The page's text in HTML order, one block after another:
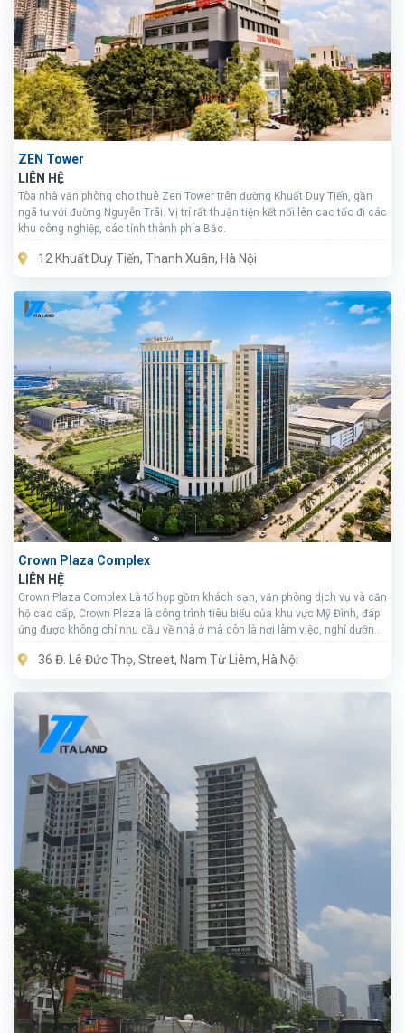
ZEN Tower
LIÊN HỆ
Tòa nhà văn phòng cho thuê Zen Tower trên đường Khuất Duy Tiến, gần
ngã tư với đường Nguyễn Trãi. Vị trí rất thuận tiện kết nối lên cao tốc đi các
khu công nghiệp, các tỉnh thành phía Bắc.
12 Khuất Duy Tiến, Thanh Xuân, Hà Nội
Crown Plaza Complex
LIÊN HỆ
Crown Plaza Complex Là tổ hợp gồm khách sạn, văn phòng dịch vụ và căn
hộ cao cấp, Crown Plaza là công trình tiêu biểu của khu vực Mỹ Đình, đáp
ứng được không chỉ nhu cầu về nhà ở mà còn là nơi làm việc, nghỉ dưỡng
36 Đ. Lê Đức Thọ, Street, Nam Từ Liêm, Hà Nội